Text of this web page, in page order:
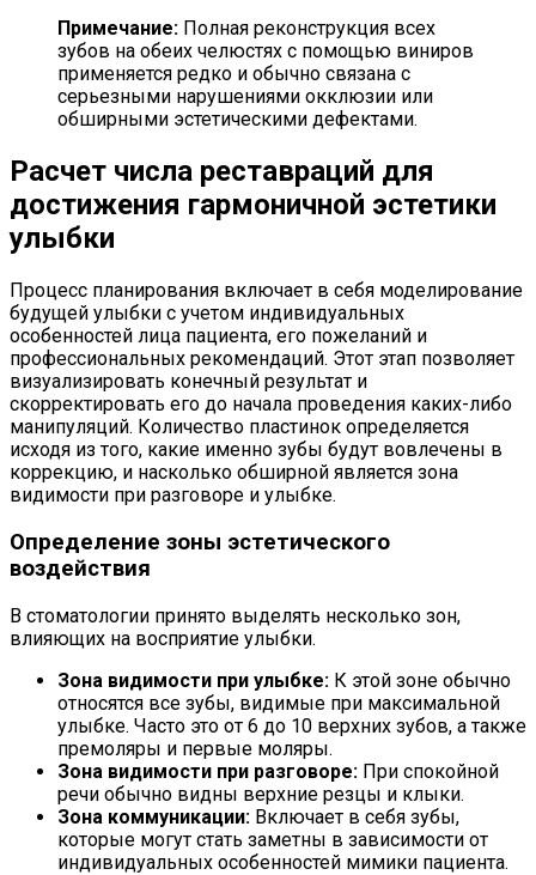
Примечание: Полная реконструкция всех
зубов на обеих челюстях с помощью виниров
применяется редко и обычно связана с
серьезными нарушениями окклюзии или
обширными эстетическими дефектами.
Расчет числа реставраций для
достижения гармоничной эстетики
улыбки
Процесс планирования включает в себя моделирование
будущей улыбки с учетом индивидуальных
особенностей лица пациента, его пожеланий и
профессиональных рекомендаций. Этот этап позволяет
визуализировать конечный результат и
скорректировать его до начала проведения каких-либо
манипуляций. Количество пластинок определяется
исходя из того, какие именно зубы будут вовлечены в
коррекцию, и насколько обширной является зона
видимости при разговоре и улыбке.
Определение зоны эстетического
воздействия
В стоматологии принято выделять несколько зон,
влияющих на восприятие улыбки.
Зона видимости при улыбке: К этой зоне обычно
относятся все зубы, видимые при максимальной
улыбке. Часто это от 6 до 10 верхних зубов, а также
премоляры и первые моляры.
Зона видимости при разговоре: При спокойной
речи обычно видны верхние резцы и клыки.
Зона коммуникации: Включает в себя зубы,
которые могут стать заметны в зависимости от
индивидуальных особенностей мимики пациента.